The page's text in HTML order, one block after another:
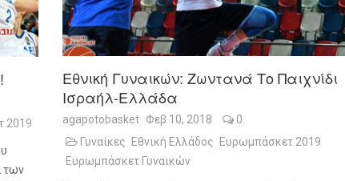
2019
των
Εθνική Γυναικών: Ζωντανά Το Παιχνίδι
Ισραήλ-Ελλάδα
agapotobasket Φεβ 10, 2018
0
Γυναίκες
Εθνική Ελλάδος
Ευρωμπάσκετ 2019
Ευρωμπάσκετ Γυναικών